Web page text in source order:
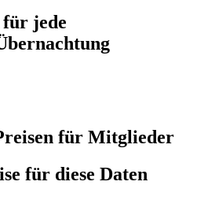
jede
für Mitglieder
für diese Daten